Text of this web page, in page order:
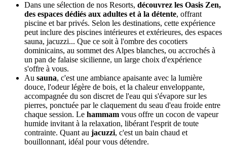
Dans une sélection de nos Resorts, découvrez les Oasis Zen,
des espaces dédiés aux adultes et à la détente, offrant
piscine et bar privés. Selon les destinations, cette expérience
peut inclure des piscines intérieures et extérieures, des espaces
sauna, jacuzzi... Que ce soit à l'ombre des cocotiers
dominicains, au sommet des Alpes blanches, ou accrochés à
un pan de falaise sicilienne, un large choix d'expérience
s'offre à vous.
Au sauna, c'est une ambiance apaisante avec la lumière
douce, l'odeur légère de bois, et la chaleur enveloppante,
accompagnée du son discret de l'eau qui s'évapore sur les
pierres, ponctuée par le claquement du seau d'eau froide entre
chaque session. Le hammam vous offre un cocon de vapeur
humide invitant à la relaxation, libérant l'esprit de toute
contrainte. Quant au jacuzzi, c'est un bain chaud et
bouillonnant, idéal pour vous détendre.